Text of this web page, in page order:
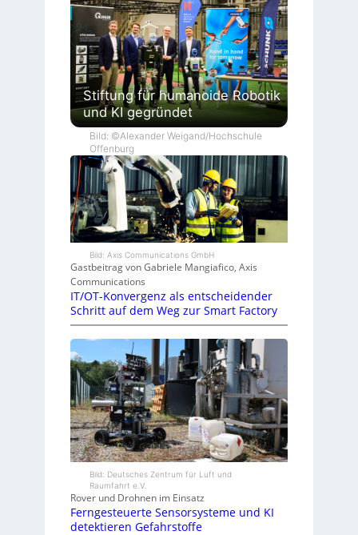
Stiftung für humanoide Robotik
und KI gegründet
Bild: ©Alexander Weigand/Hochschule
Offenburg
Bild: Axis Communications GmbH
Gastbeitrag von Gabriele Mangiafico, Axis
Communications
IT/OT-Konvergenz als entscheidender
Schritt auf dem Weg zur Smart Factory
Bild: Deutsches Zentrum für Luft und
Raumfahrt e.V.
Rover und Drohnen im Einsatz
Ferngesteuerte Sensorsysteme und KI
detektieren Gefahrstoffe